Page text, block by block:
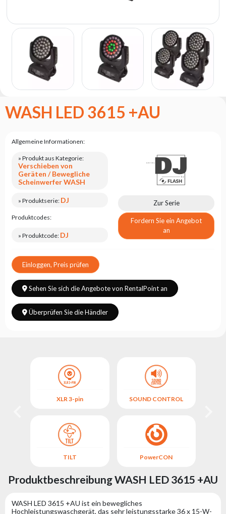
Satzung
Kontakt
Karriere
Serviceanfrage
Rücksendung
Produkts
nach dem
Leasing
Häufig
Gestellte
Fragen
Serie
WASH LED 3615 +AU
Allgemeine Informationen:
» Produkt aus Kategorie:
Verschieben von
Geräten / Bewegliche
Scheinwerfer WASH
» Produktserie: DJ
Produktcodes:
» Produktcode: DJ
Zur Serie
Fordern Sie ein Angebot
an
Einloggen, Preis prüfen
Sehen Sie sich die Angebote von RentalPoint an
Überprüfen Sie die Händler
XLR 3-pin
TILT
SOUND CONTROL
PowerCON
Produktbeschreibung WASH LED 3615 +AU
WASH LED 3615 +AU ist ein bewegliches
Hochleistungswaschgerät, das sehr leistungsstarke 36 x 15-W-